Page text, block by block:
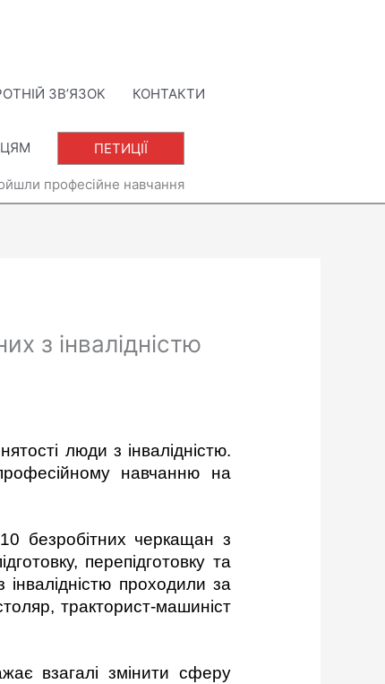
ЗВ’ЯЗОК КОНТАКТИ
ПЕТИЦІЇ
професійне навчання
з інвалідністю
люди з інвалідністю.
навчанню на
безробітних черкащан з
перепідготовку та
інвалідністю проходили за
тракторист-машиніст
взагалі змінити сферу